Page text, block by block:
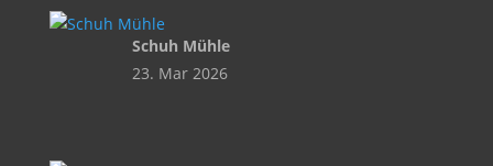
Schuh Mühle
23. Mar 2026